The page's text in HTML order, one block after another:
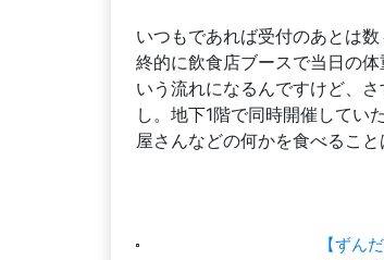
いつもであれば受付のあとは
終的に飲食店ブースで当日の
いう流れになるんですけど、
し。地下1階で同時開催してい
屋さんなどの何かを食べるこ